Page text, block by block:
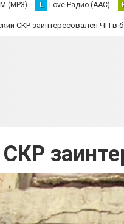
(MP3) L Love Радио (AAC)
СКР заинтересовался ЧП в